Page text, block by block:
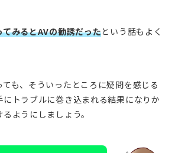
みるとAVの勧誘だったという話もよく
も、そういったところに疑問を感じる
にトラブルに巻き込まれる結果になりか
ようにしましょう。